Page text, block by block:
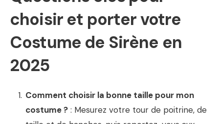
choisir et porter votre
Costume de Sirène en
2025
Comment choisir la bonne taille pour mon
costume ? : Mesurez votre tour de poitrine, de